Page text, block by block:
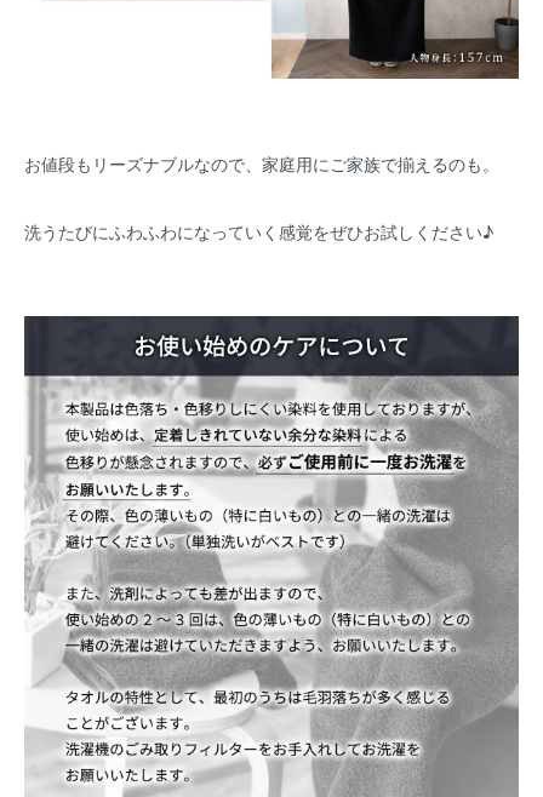
お値段もリーズナブルなので、家庭用にご家族で揃えるのも。
洗うたびにふわふわになっていく感覚をぜひお試しください♪